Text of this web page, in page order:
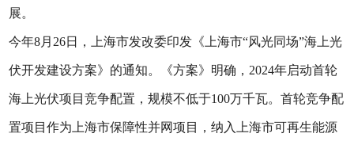
展。
今年8月26日，上海市发改委印发《上海市“风光同场”海上光
伏开发建设方案》的通知。《方案》明确，2024年启动首轮
海上光伏项目竞争配置，规模不低于100万千瓦。首轮竞争配
置项目作为上海市保障性并网项目，纳入上海市可再生能源